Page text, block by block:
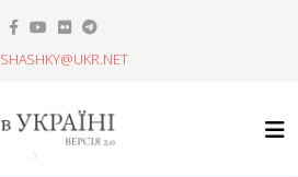
SHASHKY@UKR.NET